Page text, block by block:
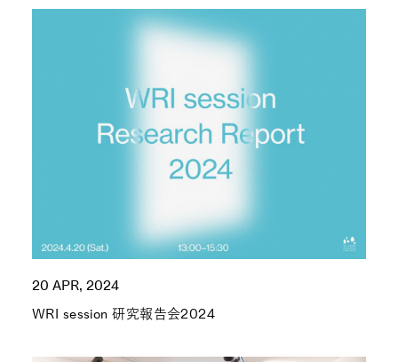
20 APR, 2024
WRI session 研究報告会2024